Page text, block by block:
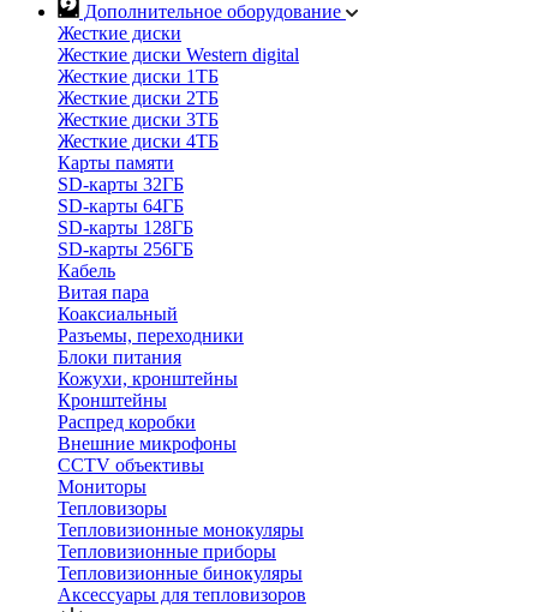
Дополнительное оборудование
Жесткие диски
Жесткие диски Western digital
Жесткие диски 1ТБ
Жесткие диски 2ТБ
Жесткие диски 3ТБ
Жесткие диски 4ТБ
Карты памяти
SD-карты 32ГБ
SD-карты 64ГБ
SD-карты 128ГБ
SD-карты 256ГБ
Кабель
Витая пара
Коаксиальный
Разъемы, переходники
Блоки питания
Кожухи, кронштейны
Кронштейны
Распред коробки
Внешние микрофоны
CCTV объективы
Мониторы
Тепловизоры
Тепловизионные монокуляры
Тепловизионные приборы
Тепловизионные бинокуляры
Аксессуары для тепловизоров